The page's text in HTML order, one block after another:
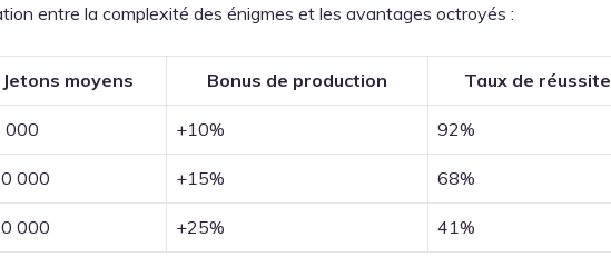
entre la complexité des énigmes et les avantages octroyés :
Jetons moyens Bonus de production Taux de réussite
000 +10% 92%
000 +15% 68%
000 +25% 41%